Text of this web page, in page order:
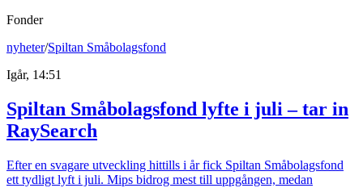
Fonder
nyheter/Spiltan Småbolagsfond
Igår, 14:51
Spiltan Småbolagsfond lyfte i juli – tar in
RaySearch
Efter en svagare utveckling hittills i år fick Spiltan Småbolagsfond
ett tydligt lyft i juli. Mips bidrog mest till uppgången, medan